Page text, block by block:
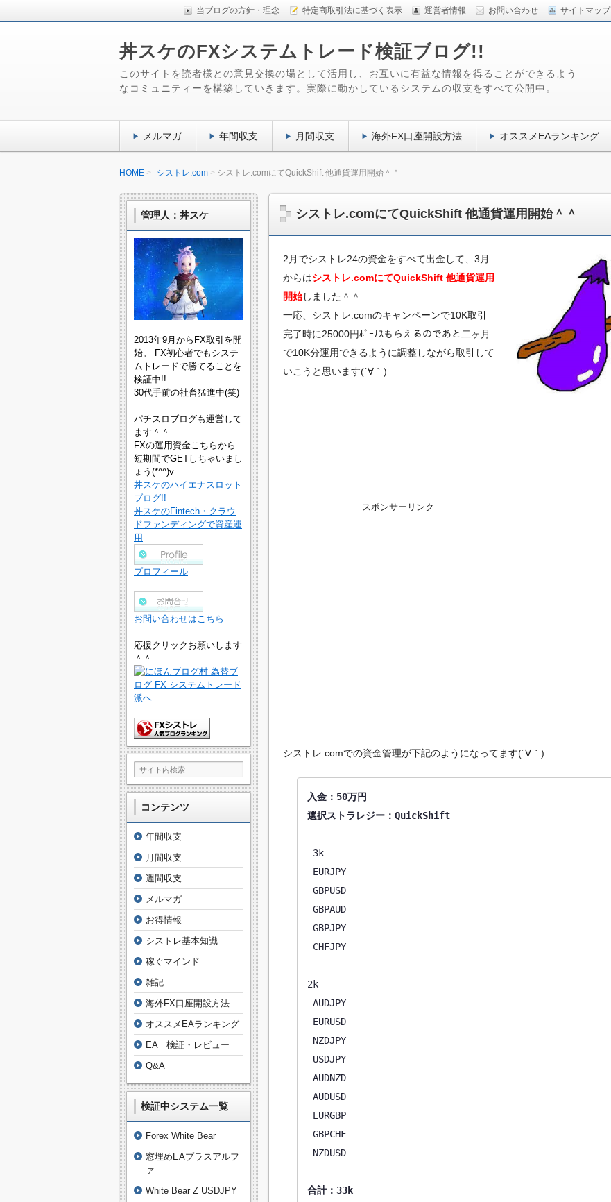
特定商取引法に基づく表示 運営者情報 お問い合わせ サイトマップ
当ブログの方針・理念
丼スケのFXシステムトレード検証ブログ!!
このサイトを読者様との意見交換の場として活用し、お互いに有益な情報を得ることができるよう
なコミュニティーを構築していきます。実際に動かしているシステムの収支をすべて公開中。
メルマガ 年間収支 月間収支 海外FX口座開設方法 オススメEAランキング
HOME シストレ.com シストレ.comにてQuickShift 他通貨運用開始＾＾
シストレ.comにてQuickShift 他通貨運用開始＾＾
2月でシストレ24の資金をすべて出金して、3月
からはシストレ.comにてQuickShift 他通貨運用
開始しました＾＾
一応、シストレ.comのキャンペーンで10K取引
完了時に25000円ﾎﾞｰﾅｽもらえるのであと二ヶ月
で10K分運用できるように調整しながら取引して
いこうと思います(´∀｀)
スポンサーリンク
シストレ.comでの資金管理が下記のようになってます(´∀｀)
入金：50万円
2k
合計：33k
管理人：丼スケ
2013年9月からFX取引を開
始。 FX初心者でもシステ
ムトレードで勝てることを
検証中!!
30代手前の社畜猛進中(笑)
パチスロブログも運営して
ます＾＾
FXの運用資金こちらから
短期間でGETしちゃいまし
ょう(*^^)v
丼スケのハイエナスロット
ブログ!!
丼スケのFintech・クラウ
ドファンディングで資産運
用
プロフィール
お問い合わせはこちら
応援クリックお願いします
＾＾
コンテンツ
年間収支
月間収支
週間収支
メルマガ
お得情報
シストレ基本知識
稼ぐマインド
雑記
海外FX口座開設方法
オススメEAランキング
EA 検証・レビュー
Q&A
検証中システム一覧
Forex White Bear
窓埋めEAプラスアルフ
ァ
White Bear Z USDJPY